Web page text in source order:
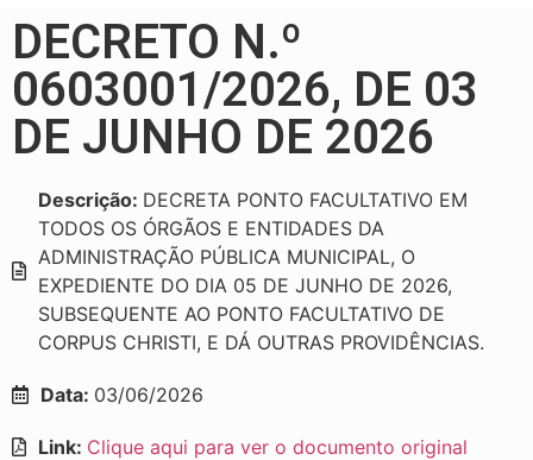
DECRETO N.º
0603001/2026, DE 03
DE JUNHO DE 2026
Descrição: DECRETA PONTO FACULTATIVO EM
TODOS OS ÓRGÃOS E ENTIDADES DA
ADMINISTRAÇÃO PÚBLICA MUNICIPAL, O
EXPEDIENTE DO DIA 05 DE JUNHO DE 2026,
SUBSEQUENTE AO PONTO FACULTATIVO DE
CORPUS CHRISTI, E DÁ OUTRAS PROVIDÊNCIAS.
Data: 03/06/2026
Link: Clique aqui para ver o documento original